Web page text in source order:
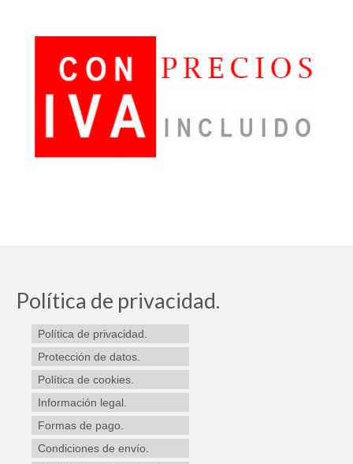
Política de privacidad.
Política de privacidad.
Protección de datos.
Política de cookies.
Información legal.
Formas de pago.
Condiciones de envío.